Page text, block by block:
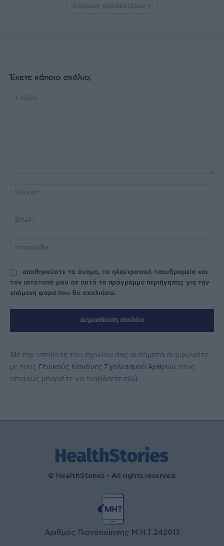
Φόρτωση περισσοτέρων
Έχετε κάποιο σχόλιο;
αποθηκεύστε το όνομα, το ηλεκτρονικό ταχυδρομείο και
τον ιστότοπό μου σε αυτό το πρόγραμμα περιήγησης για την
επόμενη φορά που θα σχολιάσω.
Με την υποβολή του σχολίου σας αυτόματα συμφωνείτε
με τους Γενικούς Κανόνες Σχολιασμού Άρθρων τους
οποίους μπορείτε να διαβάσετε εδώ.
© HealthStories - All rights reserved.
Αριθμός Πιστοποίησης Μ.Η.Τ.242013